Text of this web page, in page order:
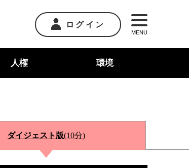
ログイン
MENU
人権 環境
ダイジェスト版(10分)